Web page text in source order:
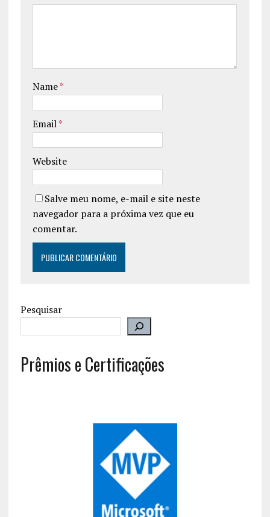
Name*
Email*
Website
Salve meu nome, e-mail e site neste
navegador para a próxima vez que eu
comentar.
Pesquisar
Prêmios e Certificações